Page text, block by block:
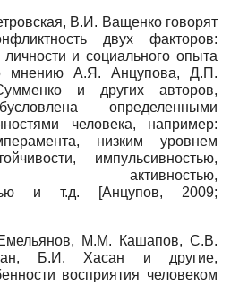
В.И. Ващенко говорят
двух факторов:
и социального опыта
мнению А.Я. Анцупова, Д.П.
и других авторов,
определенными
человека, например:
низким уровнем
импульсивностью,
активностью,
и т.д.
[Анцупов, 2009;
М.М. Кашапов, С.В.
Б.И. Хасан и другие,
восприятия человеком